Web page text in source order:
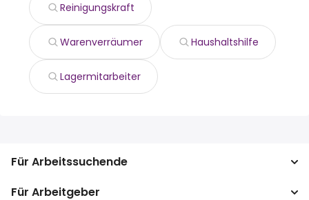
Reinigungskraft
Warenverräumer Haushaltshilfe
Lagermitarbeiter
Für Arbeitssuchende
Jobs suchen
Für Arbeitgeber